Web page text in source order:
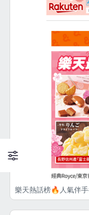
樂天熱話榜🔥人氣伴